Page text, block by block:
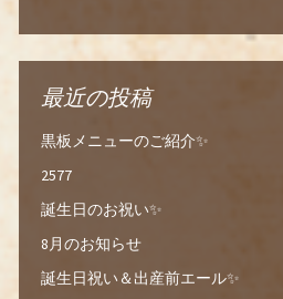
最近の投稿
黒板メニューのご紹介✨
2577
誕生日のお祝い✨
8月のお知らせ
誕生日祝い＆出産前エール✨